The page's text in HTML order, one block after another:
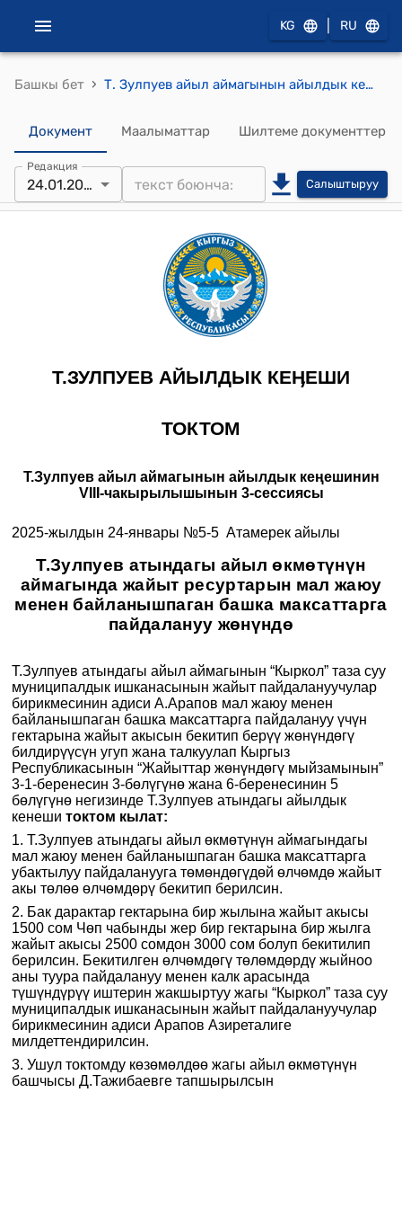
KG RU
Башкы бет › Т. Зулпуев айыл аймагынын айылдык кеңешинин 2025-жылдын 24-январы №5-5 Т.Зулпуев атындагы айыл өкмөтүнүн аймагында жайыт ресуртарын мал жаюу менен байланышпаган башка максаттарга пайдалануу жөнүндө токтому
Документ Маалыматтар Шилтеме документтер
Редакция
24.01.2025 Салыштыруу